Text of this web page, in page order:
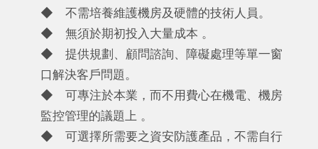
◆ 不需培養維護機房及硬體的技術人員。
◆ 無須於期初投入大量成本 。
◆ 提供規劃、顧問諮詢、障礙處理等單一窗
口解決客戶問題。
◆ 可專注於本業，而不用費心在機電、機房
監控管理的議題上 。
◆ 可選擇所需要之資安防護產品，不需自行